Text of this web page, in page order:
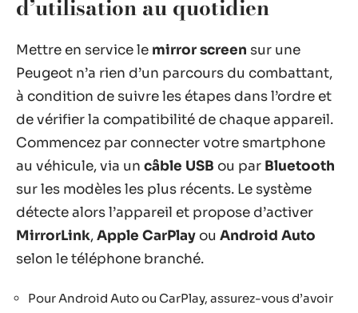
d’utilisation au quotidien
Mettre en service le mirror screen sur une
Peugeot n’a rien d’un parcours du combattant,
à condition de suivre les étapes dans l’ordre et
de vérifier la compatibilité de chaque appareil.
Commencez par connecter votre smartphone
au véhicule, via un câble USB ou par Bluetooth
sur les modèles les plus récents. Le système
détecte alors l’appareil et propose d’activer
MirrorLink,Apple CarPlay ou Android Auto
selon le téléphone branché.
Pour Android Auto ou CarPlay, assurez-vous d’avoir